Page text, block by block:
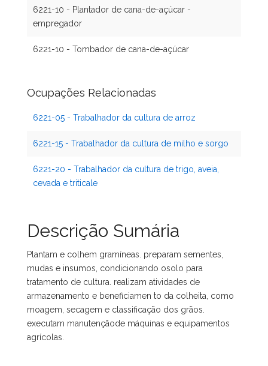
6221-10 - Plantador de cana-de-açúcar -
empregador
6221-10 - Tombador de cana-de-açúcar
Ocupações Relacionadas
6221-05 - Trabalhador da cultura de arroz
6221-15 - Trabalhador da cultura de milho e sorgo
6221-20 - Trabalhador da cultura de trigo, aveia,
cevada e triticale
Descrição Sumária
Plantam e colhem gramíneas. preparam sementes,
mudas e insumos, condicionando osolo para
tratamento de cultura. realizam atividades de
armazenamento e beneficiamen to da colheita, como
moagem, secagem e classificação dos grãos.
executam manutençãode máquinas e equipamentos
agrícolas.